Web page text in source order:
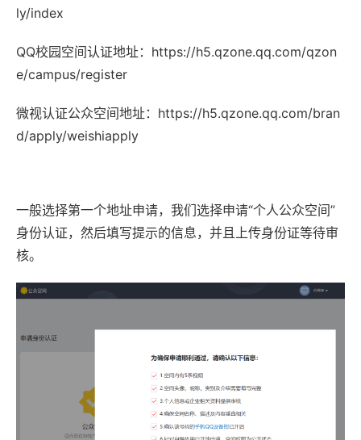
ly/index
QQ校园空间认证地址：https://h5.qzone.qq.com/qzon
e/campus/register
微视认证公众空间地址：https://h5.qzone.qq.com/bran
d/apply/weishiapply
一般选择第一个地址申请，我们选择申请“个人公众空间”
身份认证，然后填写提示的信息，并且上传身份证等待审
核。